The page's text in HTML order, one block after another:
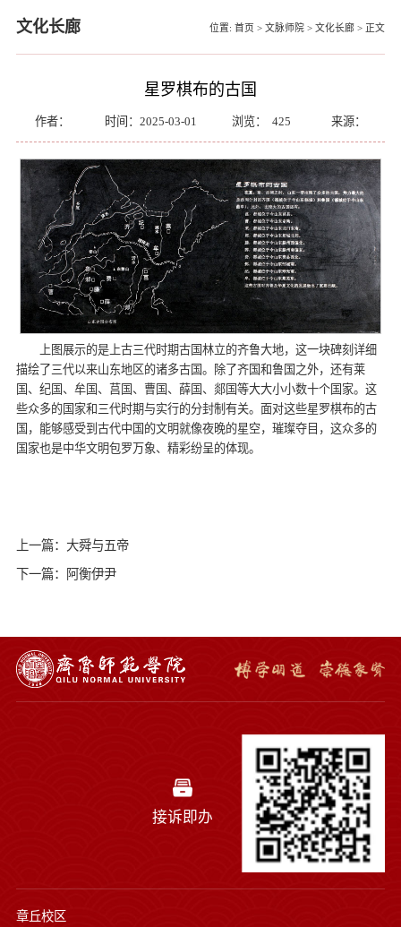
文化长廊 位置: 首页 > 文脉师院 > 文化长廊 > 正文
星罗棋布的古国
作者： 时间：2025-03-01 浏览： 425 来源：
上图展示的是上古三代时期古国林立的齐鲁大地，这一块碑刻详细
描绘了三代以来山东地区的诸多古国。除了齐国和鲁国之外，还有莱
国、纪国、牟国、莒国、曹国、薛国、郯国等大大小小数十个国家。这
些众多的国家和三代时期与实行的分封制有关。面对这些星罗棋布的古
国，能够感受到古代中国的文明就像夜晚的星空，璀璨夺目，这众多的
国家也是中华文明包罗万象、精彩纷呈的体现。
上一篇：大舜与五帝
下一篇：阿衡伊尹
接诉即办
章丘校区